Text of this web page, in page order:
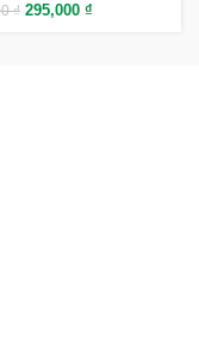
₫ 295,000 ₫